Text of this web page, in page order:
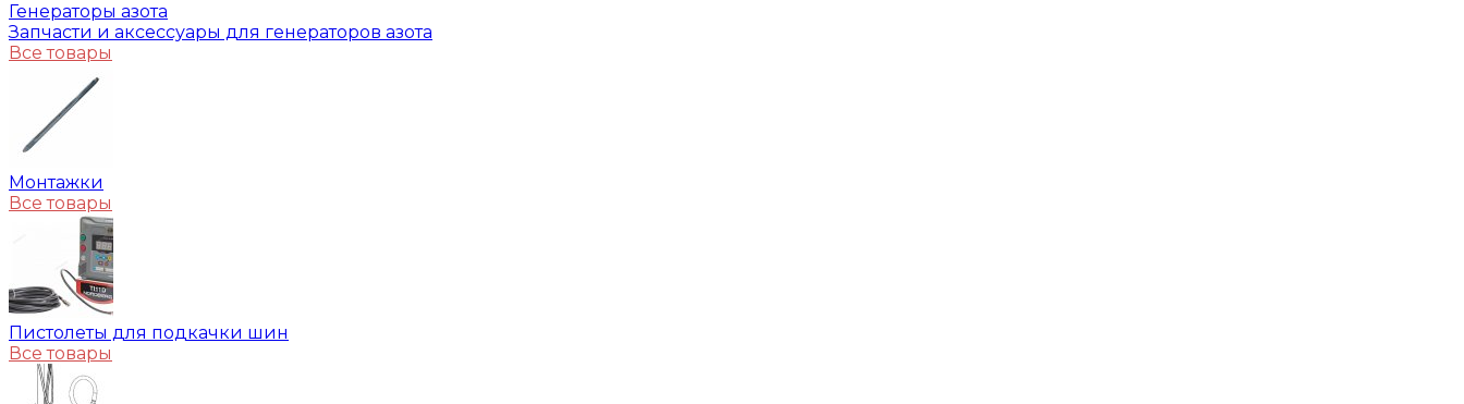
Генераторы азота
Запчасти и аксессуары для генераторов азота
Все товары
Монтажки
Все товары
Пистолеты для подкачки шин
Все товары